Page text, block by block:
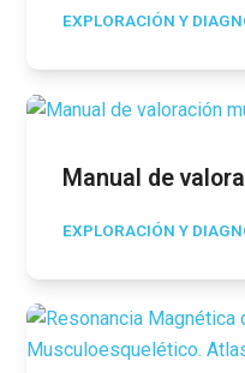
EXPLORACIÓN Y
Manual de
EXPLORACIÓN Y